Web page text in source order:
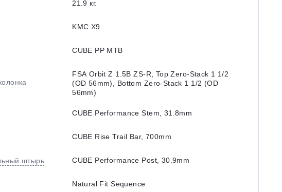
21.9 кг.
KMC X9
CUBE PP MTB
FSA Orbit Z 1.5B ZS-R, Top Zero-Stack 1 1/2
(OD 56mm), Bottom Zero-Stack 1 1/2 (OD
56mm)
CUBE Performance Stem, 31.8mm
CUBE Rise Trail Bar, 700mm
штырь CUBE Performance Post, 30.9mm
Natural Fit Sequence